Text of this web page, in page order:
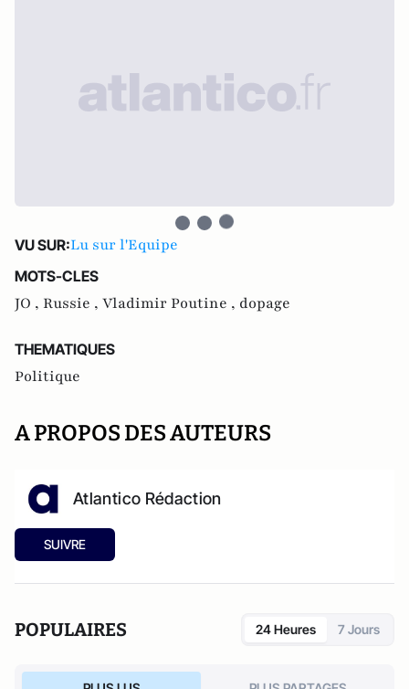
VU SUR:Lu sur l'Equipe
MOTS-CLES
JO , Russie , Vladimir Poutine , dopage
THEMATIQUES
Politique
A PROPOS DES AUTEURS
Atlantico Rédaction
SUIVRE
POPULAIRES 24 Heures 7 Jours